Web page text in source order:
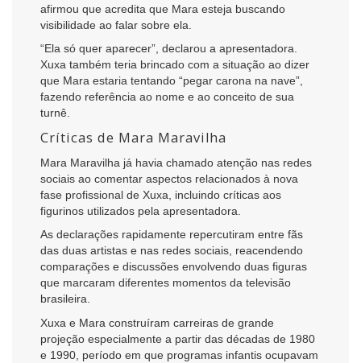
afirmou que acredita que Mara esteja buscando
visibilidade ao falar sobre ela.
“Ela só quer aparecer”, declarou a apresentadora.
Xuxa também teria brincado com a situação ao dizer
que Mara estaria tentando “pegar carona na nave”,
fazendo referência ao nome e ao conceito de sua
turnê.
Críticas de Mara Maravilha
Mara Maravilha já havia chamado atenção nas redes
sociais ao comentar aspectos relacionados à nova
fase profissional de Xuxa, incluindo críticas aos
figurinos utilizados pela apresentadora.
As declarações rapidamente repercutiram entre fãs
das duas artistas e nas redes sociais, reacendendo
comparações e discussões envolvendo duas figuras
que marcaram diferentes momentos da televisão
brasileira.
Xuxa e Mara construíram carreiras de grande
projeção especialmente a partir das décadas de 1980
e 1990, período em que programas infantis ocupavam